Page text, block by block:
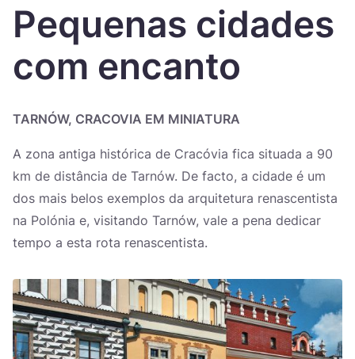
Україна
Zamknij
Pequenas cidades
com encanto
TARNÓW, CRACOVIA EM MINIATURA
A zona antiga histórica de Cracóvia fica situada a 90
km de distância de Tarnów. De facto, a cidade é um
dos mais belos exemplos da arquitetura renascentista
na Polónia e, visitando Tarnów, vale a pena dedicar
tempo a esta rota renascentista.